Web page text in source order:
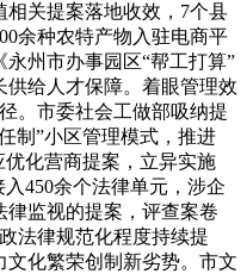
相关提案落地收效，7个县
余种农特产物入驻电商平
州市办事园区“帮工打算”
给人才保障。着眼管理效
。市委社会工做部吸纳提
制”小区管理模式，推进
化营商提案，立异实施
450余个法律单元，涉企
监视的提案，评查案卷
法律规范化程度持续提
文化繁荣创制新劣势。市文